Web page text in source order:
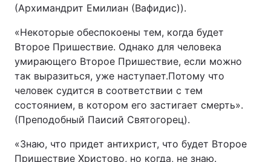
(Архимандрит Емилиан (Вафидис)).
«Некоторые обеспокоены тем, когда будет
Второе Пришествие. Однако для человека
умирающего Второе Пришествие, если можно
так выразиться, уже наступает.Потому что
человек судится в соответствии с тем
состоянием, в котором его застигает смерть».
(Преподобный Паисий Святогорец).
«Знаю, что придет антихрист, что будет Второе
Пришествие Христово, но когда, не знаю.